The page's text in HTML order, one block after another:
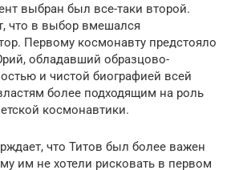
выбран был все-таки второй.
что в выбор вмешался
Первому космонавту предстояло
обладавший образцово-
и чистой биографией всей
более подходящим на роль
космонавтики.
что Титов был более важен
им не хотели рисковать в первом